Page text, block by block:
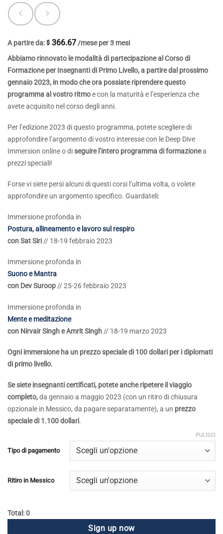
A partire da: $ 366.67 /mese per 3 mesi
Abbiamo rinnovato le modalità di partecipazione al Corso di
Formazione per Insegnanti di Primo Livello, a partire dal prossimo
gennaio 2023, in modo che ora possiate riprendere questo
programma al vostro ritmoe con la maturità e l’esperienza che
avete acquisito nel corso degli anni.
Per l’edizione 2023 di questo programma, potete scegliere di
approfondire l’argomento di vostro interesse con le Deep Dive
Immersion online o diseguire l’intero programma di formazionea
prezzi speciali!
Forse vi siete persi alcuni di questi corsi l’ultima volta, o volete
approfondire un argomento specifico. Guardateli:
Immersione profonda in
Postura, allineamento e lavoro sul respiro
con Sat Siri // 18-19 febbraio 2023
Immersione profonda in
Suono e Mantra
con Dev Suroop// 25-26 febbraio 2023
Immersione profonda in
Mente e meditazione
con Nirvair Singh e Amrit Singh // 18-19 marzo 2023
Ogni immersione ha un prezzo speciale di 100 dollari per i diplomati
di primo livello.
Se siete insegnanti certificati, potete anche ripetere il viaggio
completo,da gennaio a maggio 2023 (con un ritiro di chiusura
opzionale in Messico, da pagare separatamente), a un prezzo
speciale di 1.100 dollari.
Tipo di pagamento
Ritiro in Messico
PULISCI
Total: 0
Sign up now